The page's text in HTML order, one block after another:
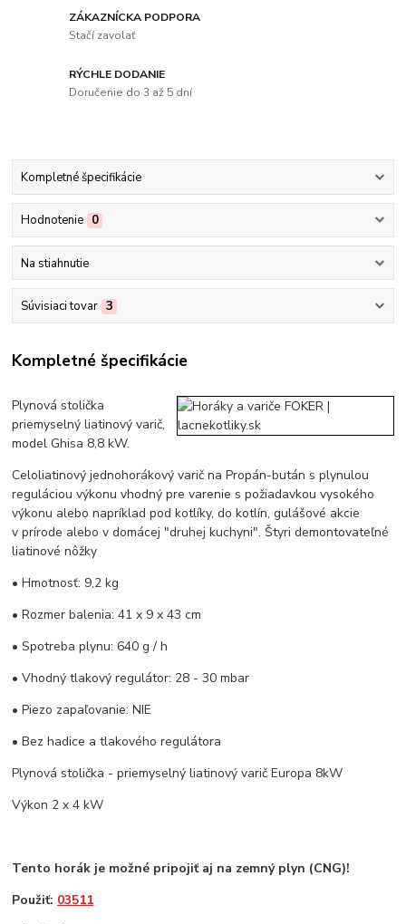
ZÁKAZNÍCKA PODPORA
Stačí zavolať
RÝCHLE DODANIE
Doručenie do 3 až 5 dní
Kompletné špecifikácie
Hodnotenie 0
Na stiahnutie
Súvisiaci tovar 3
Kompletné špecifikácie
Plynová stolička
priemyselný liatinový varič,
model Ghisa 8,8 kW.
Celoliatinový jednohorákový varič na Propán-bután s plynulou
reguláciou výkonu vhodný pre varenie s požiadavkou vysokého
výkonu alebo napríklad pod kotlíky, do kotlín, gulášové akcie
v prírode alebo v domácej "druhej kuchyni". Štyri demontovateľné
liatinové nôžky
• Hmotnosť: 9,2 kg
• Rozmer balenia: 41 x 9 x 43 cm
• Spotreba plynu: 640 g / h
• Vhodný tlakový regulátor: 28 - 30 mbar
• Piezo zapaľovanie: NIE
• Bez hadice a tlakového regulátora
Plynová stolička - priemyselný liatinový varič Europa 8kW
Výkon 2 x 4 kW
Tento horák je možné pripojiť aj na zemný plyn (CNG)!
Použiť: 03511